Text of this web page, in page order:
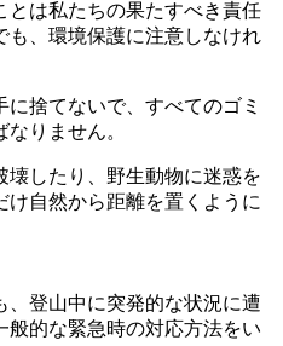
とは私たちの果たすべき責任
も、環境保護に注意しなけれ
に捨てないで、すべてのゴミ
りません。
壊したり、野生動物に迷惑を
自然から距離を置くように
、登山中に突発的な状況に遭
般的な緊急時の対応方法をい